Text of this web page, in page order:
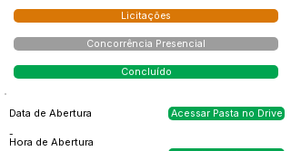
Licitações
Concorrência Presencial
Concluído
Data de Abertura
-
Hora de Abertura
Acessar Pasta no Drive